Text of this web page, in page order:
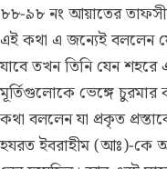
৮৮-৯৮ নং আয়াতের
এই কথা এ জন্যেই বললেন
যাবে তখন তিনি যেন
মূর্তিগুলোকে ভেঙ্গে
কথা বললেন যা প্রকৃত
হযরত ইবরাহীম (আঃ)-কে